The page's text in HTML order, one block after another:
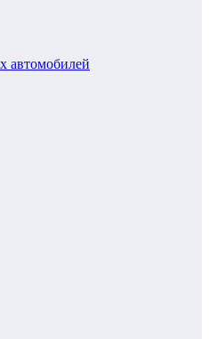
автомобилей